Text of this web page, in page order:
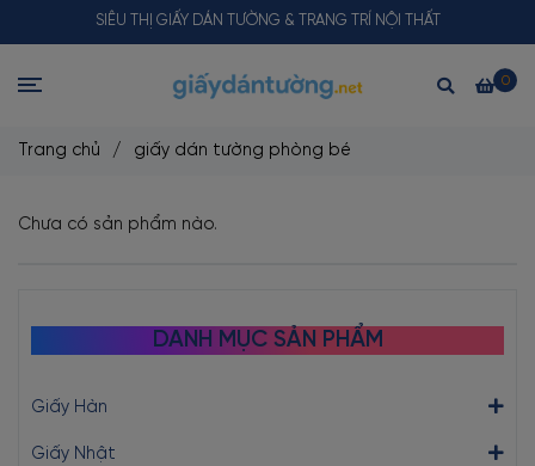
SIÊU THỊ GIẤY DÁN TƯỜNG & TRANG TRÍ NỘI THẤT
0
Trang chủ / giấy dán tường phòng bé
Chưa có sản phẩm nào.
DANH MỤC SẢN PHẨM
Giấy Hàn
Giấy Nhật